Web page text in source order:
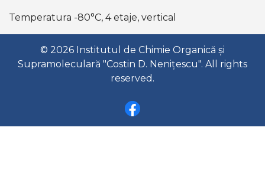
Temperatura -80°C, 4 etaje, vertical
© 2026 Institutul de Chimie Organică și
Supramoleculară "Costin D. Nenițescu". All rights
reserved.